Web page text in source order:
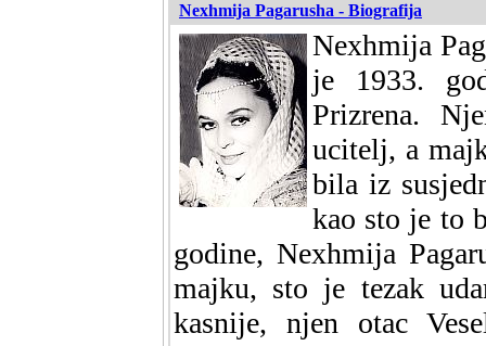
Nexhmija Pagarusha - Biografija
Nexhmija
je 1933.
Prizrena.
ucitelj, a
bila iz
kao sto je to
godine, Nexhmija
majku, sto je tezak
kasnije, njen otac